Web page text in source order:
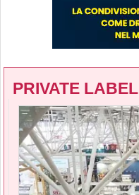
PRIVATE LABEL